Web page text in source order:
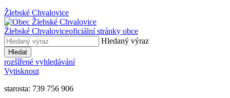
Žlebské Chvalovice
Žlebské Chvaloviceoficiální stránky obce
Hledaný výraz
Hledat
rozšířené vyhledávání
Vytisknout
starosta: 739 756 906